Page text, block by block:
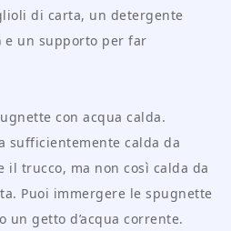
di carta, un detergente
e un supporto per far
con acqua calda.
sufficientemente calda da
il trucco, ma non così calda da
Puoi immergere le spugnette
un getto d’acqua corrente.